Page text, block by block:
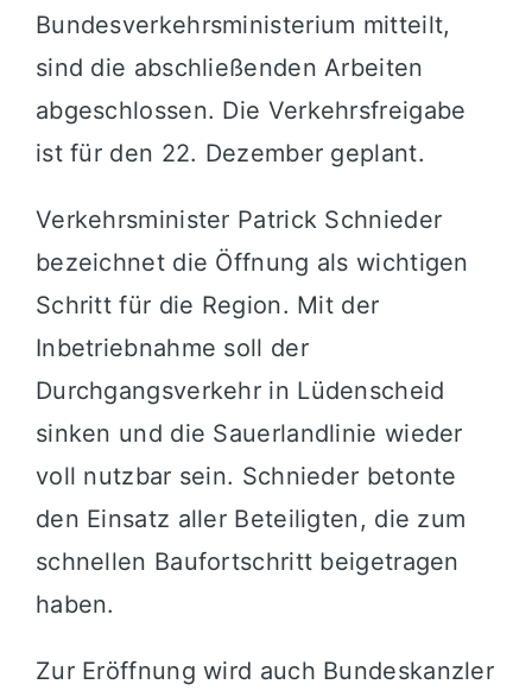
Bundesverkehrsministerium mitteilt,
sind die abschließenden Arbeiten
abgeschlossen. Die Verkehrsfreigabe
ist für den 22. Dezember geplant.
Verkehrsminister Patrick Schnieder
bezeichnet die Öffnung als wichtigen
Schritt für die Region. Mit der
Inbetriebnahme soll der
Durchgangsverkehr in Lüdenscheid
sinken und die Sauerlandlinie wieder
voll nutzbar sein. Schnieder betonte
den Einsatz aller Beteiligten, die zum
schnellen Baufortschritt beigetragen
haben.
Zur Eröffnung wird auch Bundeskanzler